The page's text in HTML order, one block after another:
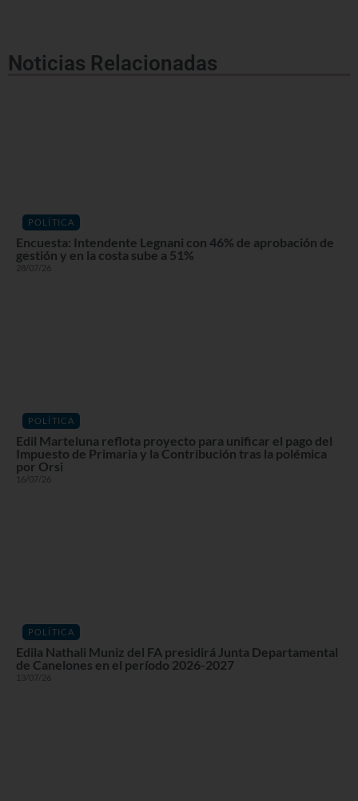
Noticias Relacionadas
POLÍTICA
Encuesta: Intendente Legnani con 46% de aprobación de
gestión y en la costa sube a 51%
28/07/26
POLÍTICA
Edil Marteluna reflota proyecto para unificar el pago del
Impuesto de Primaria y la Contribución tras la polémica
por Orsi
16/07/26
POLÍTICA
Edila Nathali Muniz del FA presidirá Junta Departamental
de Canelones en el período 2026-2027
13/07/26